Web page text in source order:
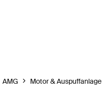
AMG Motor & Auspuffanlage